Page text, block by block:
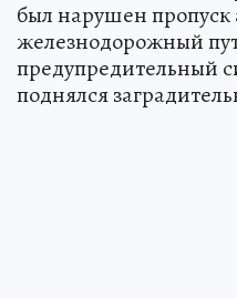
был нарушен пропуск
железнодорожный
предупредительный
поднялся